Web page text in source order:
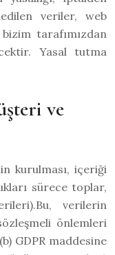
veriler, web
tarafımızdan
Yasal tutma
ve
kurulması, içeriği
sürece toplar,
verilerin
önlemleri
GDPR maddesine